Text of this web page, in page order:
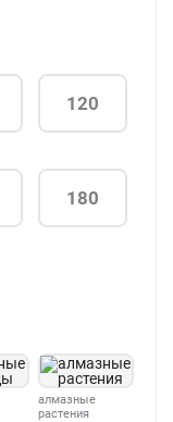
120
180
алмазные
растения